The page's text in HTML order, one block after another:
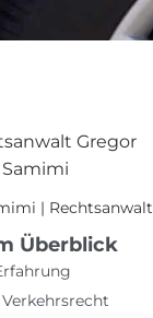
| Rechtsanwalt
Überblick